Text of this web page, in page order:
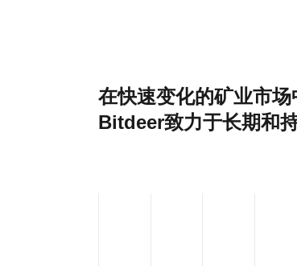
在快速变化的矿业市场
Bitdeer致力于长期和